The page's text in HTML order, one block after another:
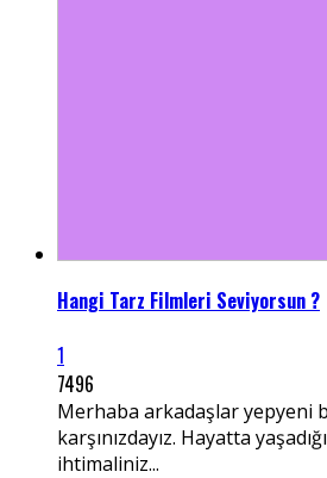
Hangi Tarz Filmleri Seviyorsun ?
1
7496
Merhaba arkadaşlar yepyeni
karşınızdayız. Hayatta
ihtimaliniz...